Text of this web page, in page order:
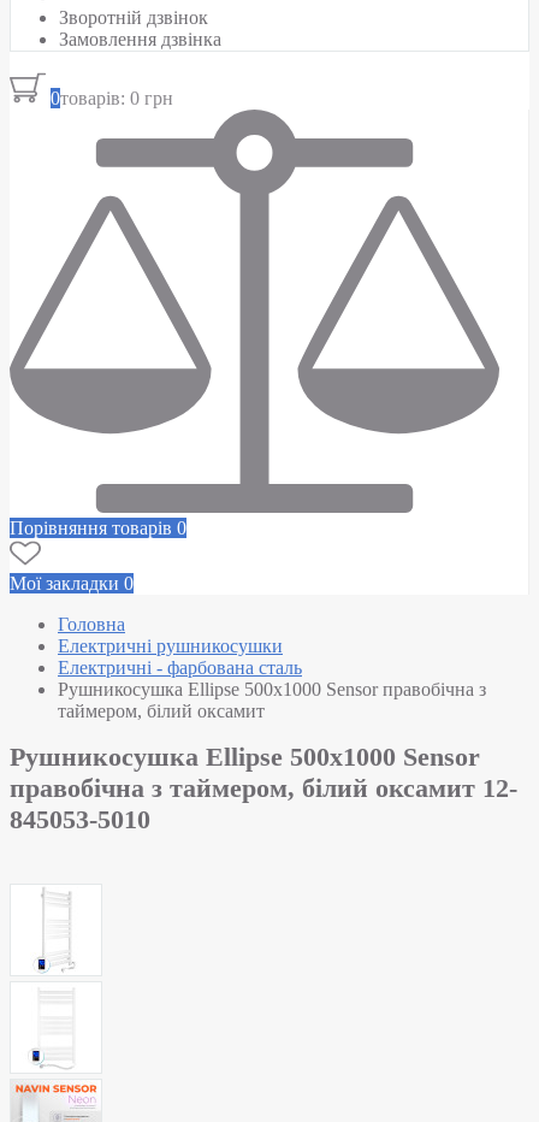
Зворотній дзвінок
Замовлення дзвінка
0товарів: 0 грн
Порівняння товарів 0
Мої закладки 0
Головна
Електричні рушникосушки
Електричні - фарбована сталь
Рушникосушка Ellipse 500х1000 Sensor правобічна з
таймером, білий оксамит
Рушникосушка Ellipse 500х1000 Sensor
правобічна з таймером, білий оксамит 12-
845053-5010